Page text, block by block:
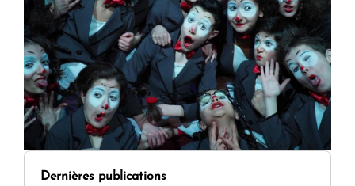
Dernières publications